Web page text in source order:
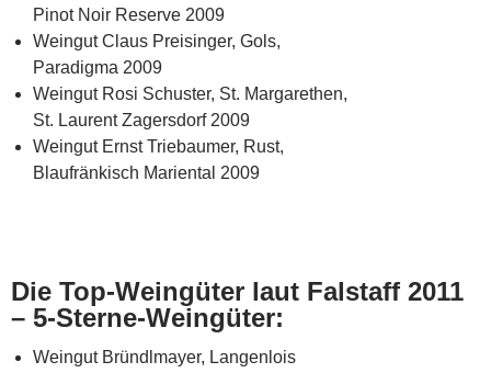
Pinot Noir Reserve 2009
Weingut Claus Preisinger, Gols,
Paradigma 2009
Weingut Rosi Schuster, St. Margarethen,
St. Laurent Zagersdorf 2009
Weingut Ernst Triebaumer, Rust,
Blaufränkisch Mariental 2009
Die Top-Weingüter laut Falstaff 2011
– 5-Sterne-Weingüter:
Weingut Bründlmayer, Langenlois